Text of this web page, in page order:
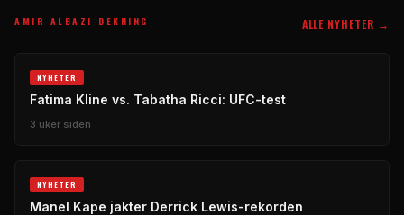
AMIR ALBAZI-DEKNING ALLE NYHETER →
NYHETER
Fatima Kline vs. Tabatha Ricci: UFC-test
3 uker siden
NYHETER
Manel Kape jakter Derrick Lewis-rekorden